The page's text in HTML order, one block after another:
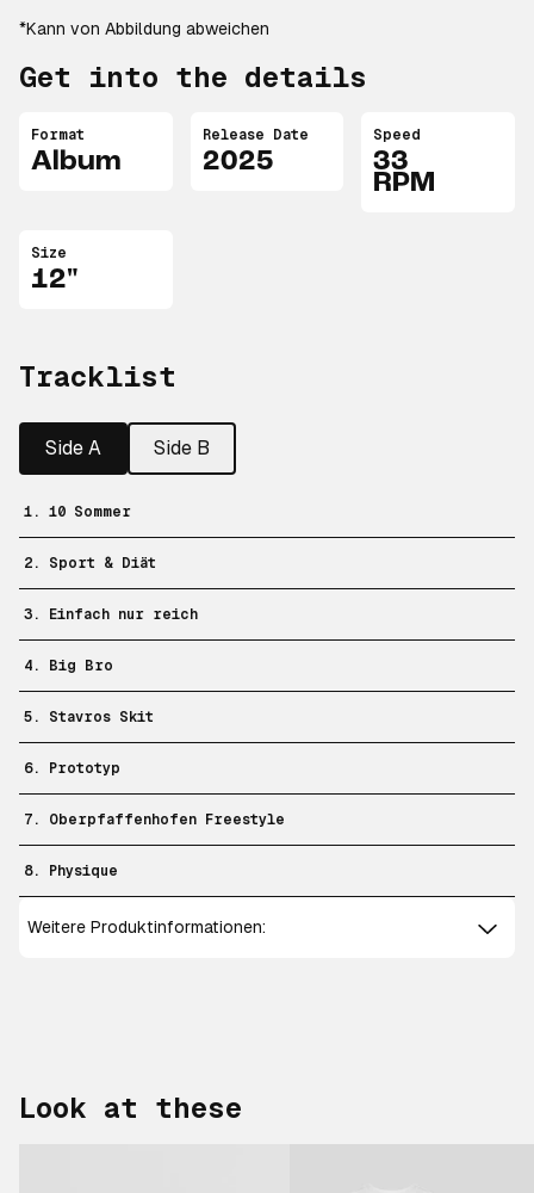
*Kann von Abbildung abweichen
Get into the details
Format
Album
Release Date
2025
Speed
33
RPM
Size
12"
Tracklist
Side A Side B
1. 10 Sommer
2. Sport & Diät
3. Einfach nur reich
4. Big Bro
5. Stavros Skit
6. Prototyp
7. Oberpfaffenhofen Freestyle
8. Physique
Weitere Produktinformationen:
Look at these